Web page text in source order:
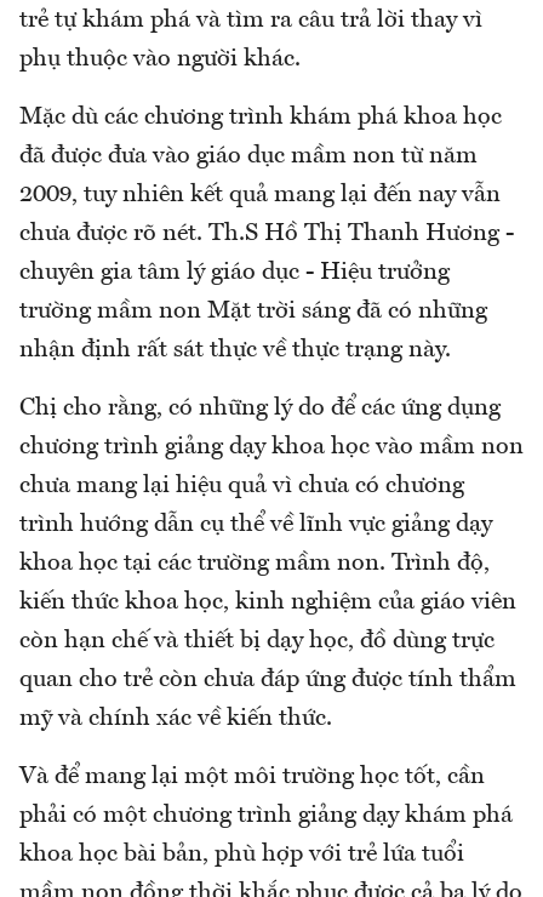
trẻ tự khám phá và tìm ra câu trả lời thay vì
phụ thuộc vào người khác.
Mặc dù các chương trình khám phá khoa học
đã được đưa vào giáo dục mầm non từ năm
2009, tuy nhiên kết quả mang lại đến nay vẫn
chưa được rõ nét. Th.S Hồ Thị Thanh Hương -
chuyên gia tâm lý giáo dục - Hiệu trưởng
trường mầm non Mặt trời sáng đã có những
nhận định rất sát thực về thực trạng này.
Chị cho rằng, có những lý do để các ứng dụng
chương trình giảng dạy khoa học vào mầm non
chưa mang lại hiệu quả vì chưa có chương
trình hướng dẫn cụ thể về lĩnh vực giảng dạy
khoa học tại các trường mầm non. Trình độ,
kiến thức khoa học, kinh nghiệm của giáo viên
còn hạn chế và thiết bị dạy học, đồ dùng trực
quan cho trẻ còn chưa đáp ứng được tính thẩm
mỹ và chính xác về kiến thức.
Và để mang lại một môi trường học tốt, cần
phải có một chương trình giảng dạy khám phá
khoa học bài bản, phù hợp với trẻ lứa tuổi